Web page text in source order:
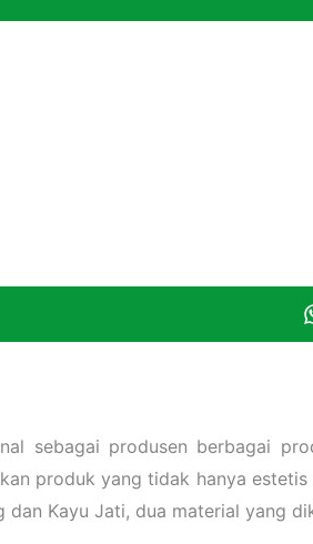
sebagai produsen berbagai
produk yang tidak hanya
dan Kayu Jati, dua material yang